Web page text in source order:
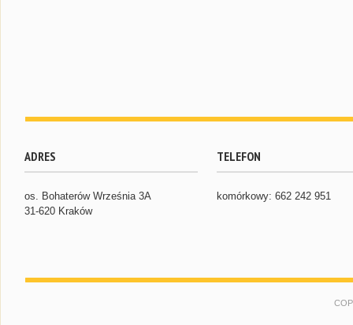
ADRES
os. Bohaterów Września 3A
31-620 Kraków
TELEFON
komórkowy: 662 242 951